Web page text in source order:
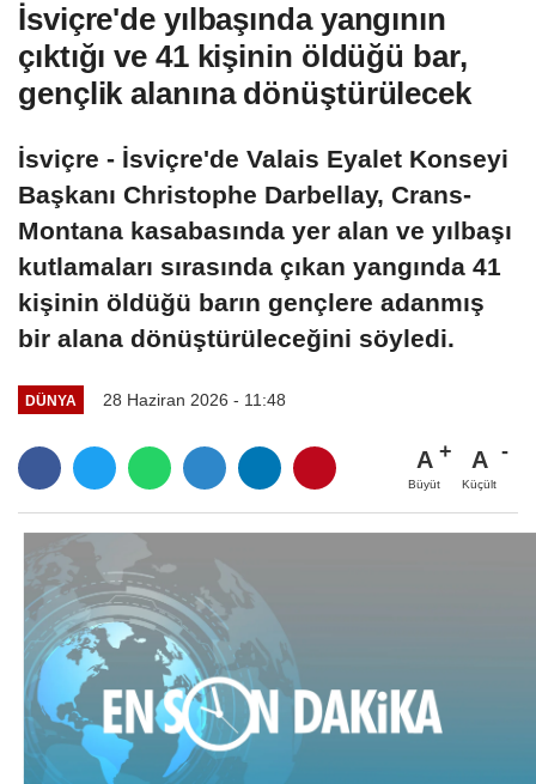
İsviçre'de yılbaşında yangının
çıktığı ve 41 kişinin öldüğü bar,
gençlik alanına dönüştürülecek
İsviçre - İsviçre'de Valais Eyalet Konseyi
Başkanı Christophe Darbellay, Crans-
Montana kasabasında yer alan ve yılbaşı
kutlamaları sırasında çıkan yangında 41
kişinin öldüğü barın gençlere adanmış
bir alana dönüştürüleceğini söyledi.
DÜNYA 28 Haziran 2026 - 11:48
A
Büyüt
A
Küçült